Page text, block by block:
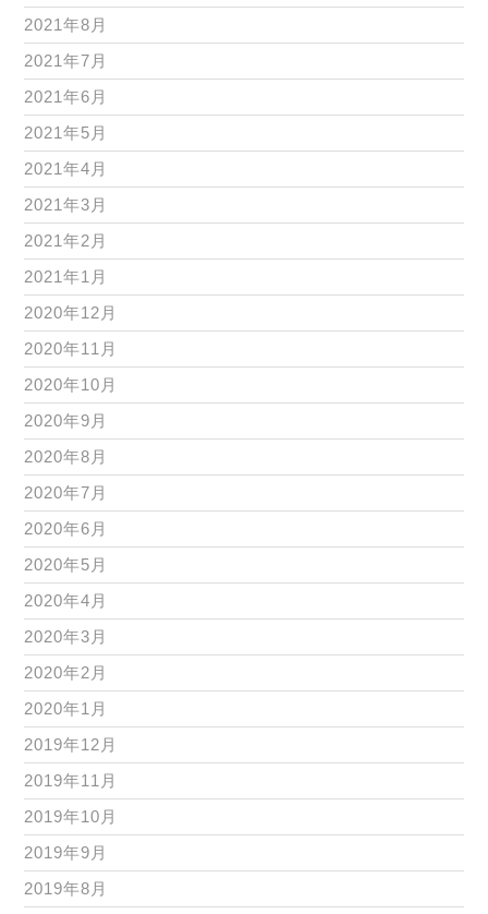
2021年8月
2021年7月
2021年6月
2021年5月
2021年4月
2021年3月
2021年2月
2021年1月
2020年12月
2020年11月
2020年10月
2020年9月
2020年8月
2020年7月
2020年6月
2020年5月
2020年4月
2020年3月
2020年2月
2020年1月
2019年12月
2019年11月
2019年10月
2019年9月
2019年8月